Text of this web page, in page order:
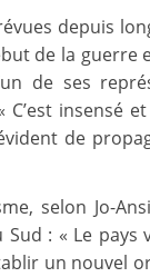
depuis
de la guerre
de ses
insensé
de
selon Jo-
: « Le
un nouvel